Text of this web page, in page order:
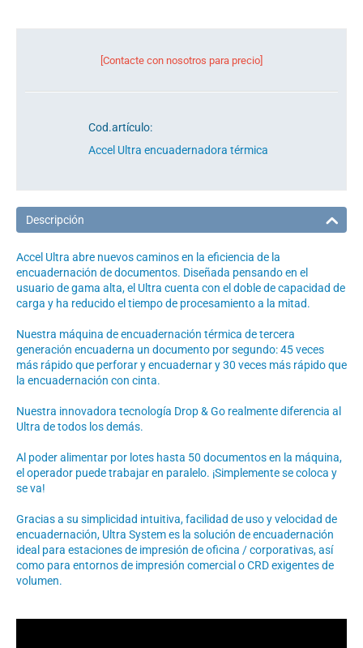
[Contacte con nosotros para precio]
Cod.artículo:
Accel Ultra encuadernadora térmica
Descripción
Accel Ultra abre nuevos caminos en la eficiencia de la
encuadernación de documentos. Diseñada pensando en el
usuario de gama alta, el Ultra cuenta con el doble de capacidad de
carga y ha reducido el tiempo de procesamiento a la mitad.
Nuestra máquina de encuadernación térmica de tercera
generación encuaderna un documento por segundo: 45 veces
más rápido que perforar y encuadernar y 30 veces más rápido que
la encuadernación con cinta.
Nuestra innovadora tecnología Drop & Go realmente diferencia al
Ultra de todos los demás.
Al poder alimentar por lotes hasta 50 documentos en la máquina,
el operador puede trabajar en paralelo. ¡Simplemente se coloca y
se va!
Gracias a su simplicidad intuitiva, facilidad de uso y velocidad de
encuadernación, Ultra System es la solución de encuadernación
ideal para estaciones de impresión de oficina / corporativas, así
como para entornos de impresión comercial o CRD exigentes de
volumen.